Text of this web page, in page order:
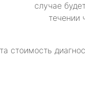
случае
течении
стоимость